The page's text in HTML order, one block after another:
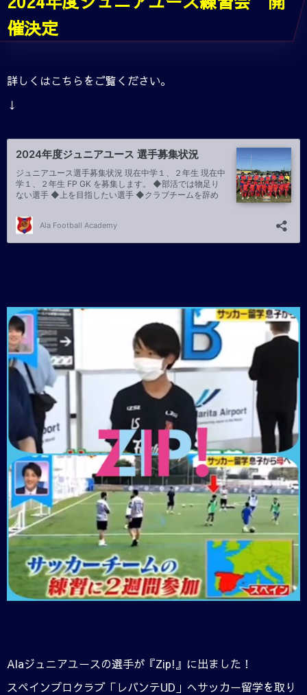
催決定
詳しくはこちらをご覧ください。
↓
Alaジュニアユースの選手が『Zip!』に出ました！
スペインプロクラブ「レバンテUD」へサッカー留学を取り